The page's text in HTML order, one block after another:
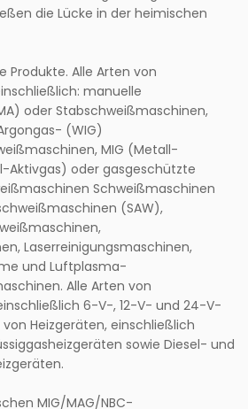
die Lücke in der heimischen
Produkte. Alle Arten von
manuelle
oder Stabschweißmaschinen,
(WIG)
MIG (Metall-
Aktivgas) oder gasgeschützte
Schweißmaschinen
(SAW),
Laserreinigungsmaschinen,
und Luftplasma-
Alle Arten von
6-V-, 12-V- und 24-V-
Heizgeräten, einschließlich
sowie Diesel- und
MIG/MAG/NBC-